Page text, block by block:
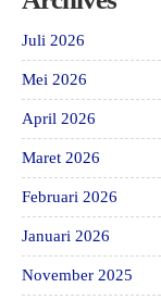
Juli 2026
Mei 2026
April 2026
Maret 2026
Februari 2026
Januari 2026
November 2025